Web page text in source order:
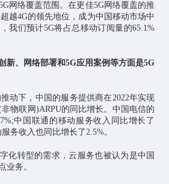
网络覆盖范围。在更佳5G网络覆盖的推
越4G的领先地位，成为中国移动市场中
我们预计5G将占总移动订阅量的65.1%
新、网络部署和5G应用案例等方面是5G
动下，中国的服务提供商在2022年实现
物联网)ARPU的同比增长。中国电信的
中国联通的移动服务收入同比增长了
务收入也同比增长了2.5%。
化转型的需求，云服务也被认为是中国
业务。